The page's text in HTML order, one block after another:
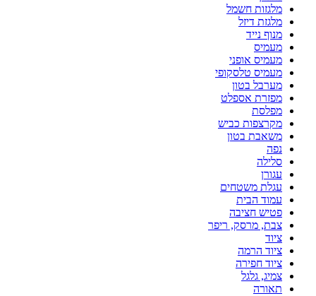
מלגזות חשמל
מלגזת דיזל
מנוף נייד
מעמיס
מעמיס אופני
מעמיס טלסקופי
מערבל בטון
מפזרת אספלט
מפלסת
מקרצפות כביש
משאבת בטון
נפה
סלילה
עגורן
עגלת משטחים
עמוד הבית
פטיש חציבה
צבת, מרסק, ריפר
ציוד
ציוד הרמה
ציוד חפירה
צמיג, גלגל
תאורה